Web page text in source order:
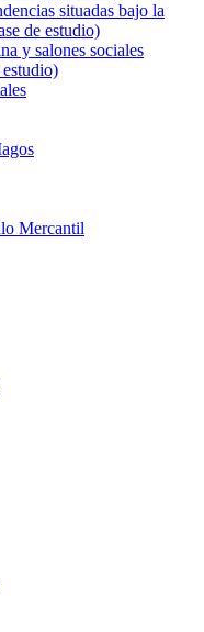
situadas bajo la
de estudio)
y salones sociales
Mercantil